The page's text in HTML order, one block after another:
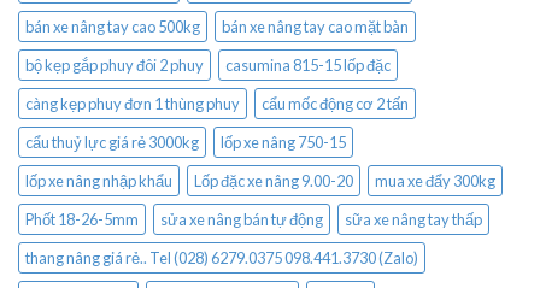
bán xe nâng tay cao 500kg
bán xe nâng tay cao mặt bàn
bộ kẹp gắp phuy đôi 2 phuy
casumina 815-15 lốp đặc
càng kẹp phuy đơn 1 thùng phuy
cẩu mốc động cơ 2 tấn
cẩu thuỷ lực giá rẻ 3000kg
lốp xe nâng 750-15
lốp xe nâng nhập khẩu
Lốp đặc xe nâng 9.00-20
mua xe đẩy 300kg
Phốt 18-26-5mm
sửa xe nâng bán tự động
sữa xe nâng tay thấp
thang nâng giá rẻ.. Tel (028) 6279.0375 098.441.3730 (Zalo)